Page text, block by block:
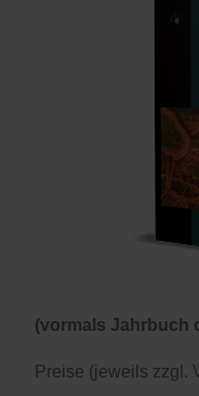
(vormals Jahrbuch
Preise (jeweils zzgl.